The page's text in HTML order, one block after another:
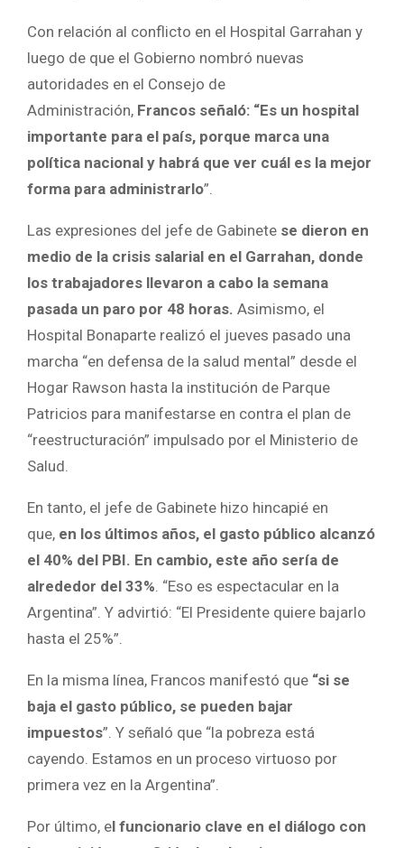
Con relación al conflicto en el Hospital Garrahan y
luego de que el Gobierno nombró nuevas
autoridades en el Consejo de
Administración, Francos señaló: “Es un hospital
importante para el país, porque marca una
política nacional y habrá que ver cuál es la mejor
forma para administrarlo”.
Las expresiones del jefe de Gabinete se dieron en
medio de la crisis salarial en el Garrahan, donde
los trabajadores llevaron a cabo la semana
pasada un paro por 48 horas. Asimismo, el
Hospital Bonaparte realizó el jueves pasado una
marcha “en defensa de la salud mental” desde el
Hogar Rawson hasta la institución de Parque
Patricios para manifestarse en contra el plan de
“reestructuración” impulsado por el Ministerio de
Salud.
En tanto, el jefe de Gabinete hizo hincapié en
que, en los últimos años, el gasto público alcanzó
el 40% del PBI. En cambio, este año sería de
alrededor del 33% . “Eso es espectacular en la
Argentina”. Y advirtió: “El Presidente quiere bajarlo
hasta el 25%”.
En la misma línea, Francos manifestó que “si se
baja el gasto público, se pueden bajar
impuestos”. Y señaló que “la pobreza está
cayendo. Estamos en un proceso virtuoso por
primera vez en la Argentina”.
Por último, el funcionario clave en el diálogo con